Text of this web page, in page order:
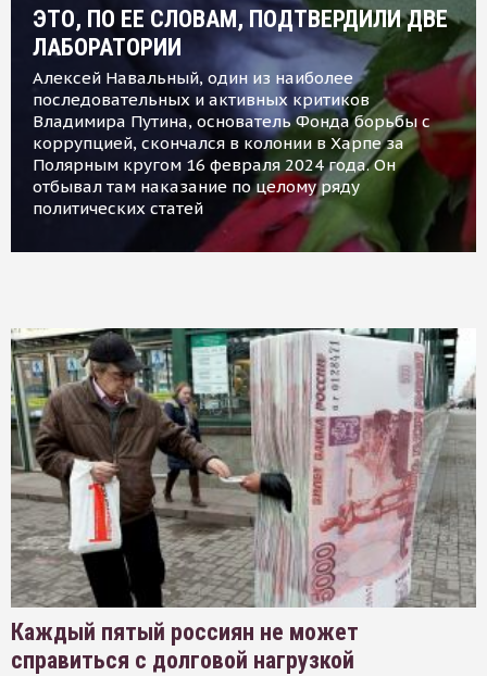
ЭТО, ПО ЕЕ СЛОВАМ, ПОДТВЕРДИЛИ ДВЕ
ЛАБОРАТОРИИ
Алексей Навальный, один из наиболее
последовательных и активных критиков
Владимира Путина, основатель Фонда борьбы с
коррупцией, скончался в колонии в Харпе за
Полярным кругом 16 февраля 2024 года. Он
отбывал там наказание по целому ряду
политических статей
Каждый пятый россиян не может
справиться с долговой нагрузкой